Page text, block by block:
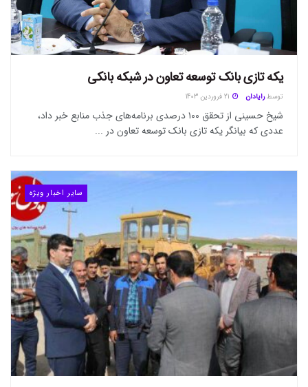
یکه تازی بانک توسعه تعاون در شبکه بانکی
توسط رایادان
شیخ حسینی از تحقق ۱۰۰ درصدی برنامه‌های جذب منابع خبر داد،
عددی که بیانگر یکه تازی بانک توسعه تعاون در ...
سایر اخبار ویژه